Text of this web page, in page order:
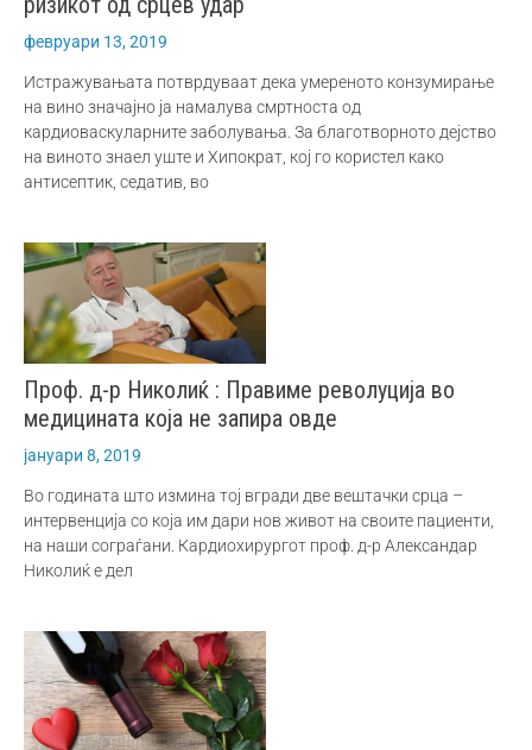
февруари 13, 2019
Истражувањата потврдуваат дека умереното конзумирање
на вино значајно ја намалува смртноста од
кардиоваскуларните заболувања. За благотворното дејство
на виното знаел уште и Хипократ, кој го користел како
антисептик, седатив, во
Проф. д-р Николиќ : Правиме револуција во
медицината која не запира овде
јануари 8, 2019
Во годината што измина тој вгради две вештачки срца –
интервенција со која им дари нов живот на своите пациенти,
на наши сограѓани. Кардиохирургот проф. д-р Александар
Николиќ е дел